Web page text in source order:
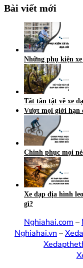
Bài viết mới
Những phụ kiện
Tất tần tật về xe
Vượt mọi giới hạn
Chinh phục mọi
Xe đạp địa hình
gì?
Nghiahai.com –
Nghiahai.vn –